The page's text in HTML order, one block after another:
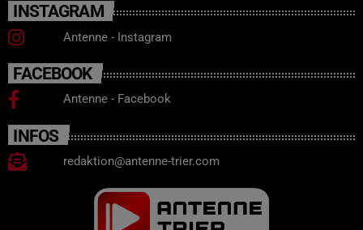
INSTAGRAM
Antenne - Instagram
FACEBOOK
Antenne - Facebook
INFOS
redaktion@antenne-trier.com